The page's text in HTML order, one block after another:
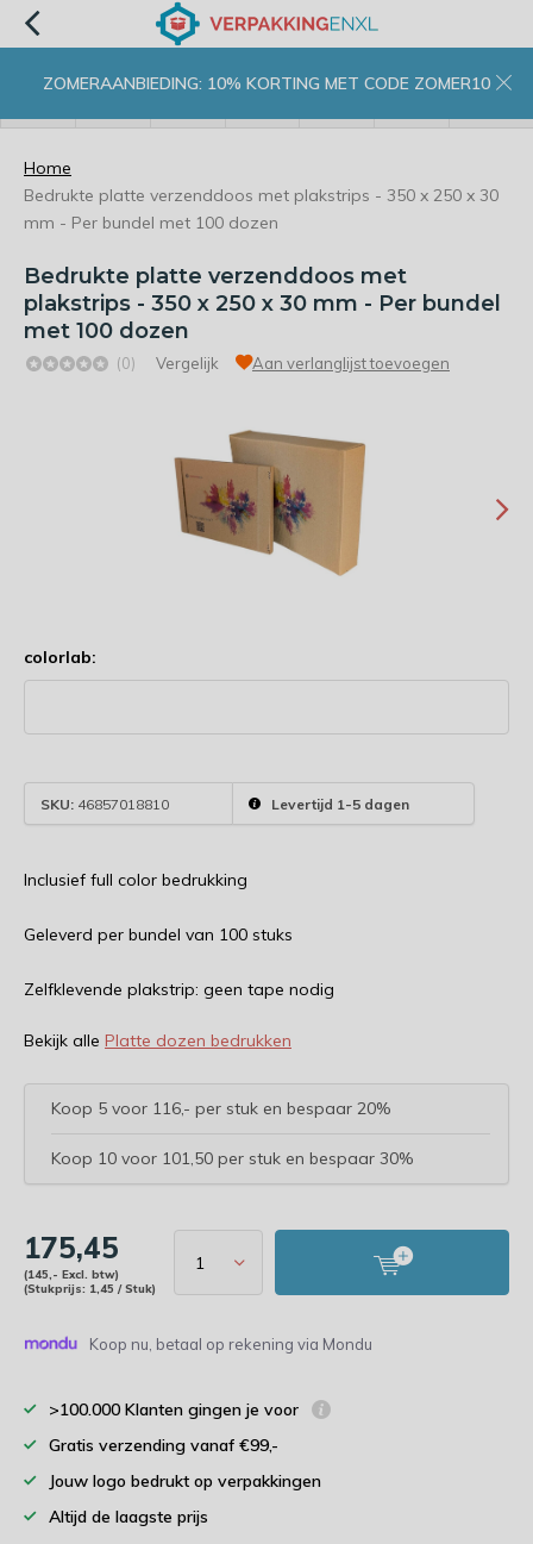
ZOMERAANBIEDING: 10% KORTING MET CODE ZOMER10
Home
Bedrukte platte verzenddoos met plakstrips - 350 x 250 x 30
mm - Per bundel met 100 dozen
Bedrukte platte verzenddoos met
plakstrips - 350 x 250 x 30 mm - Per bundel
met 100 dozen
(0) Vergelijk Aan verlanglijst toevoegen
colorlab:
SKU: 46857018810 Levertijd 1-5 dagen
Inclusief full color bedrukking
Geleverd per bundel van 100 stuks
Zelfklevende plakstrip: geen tape nodig
Bekijk alle Platte dozen bedrukken
Koop 5 voor 116,- per stuk en bespaar 20%
Koop 10 voor 101,50 per stuk en bespaar 30%
175,45
(145,- Excl. btw)
(Stukprijs: 1,45 / Stuk)
Koop nu, betaal op rekening via Mondu
>100.000 Klanten gingen je voor
Gratis verzending vanaf €99,-
Jouw logo bedrukt op verpakkingen
Altijd de laagste prijs